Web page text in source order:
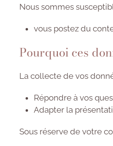
Nous sommes
vous postez du
Pourquoi ces
La collecte de vos
Répondre à vos
Adapter la
Sous réserve de votre